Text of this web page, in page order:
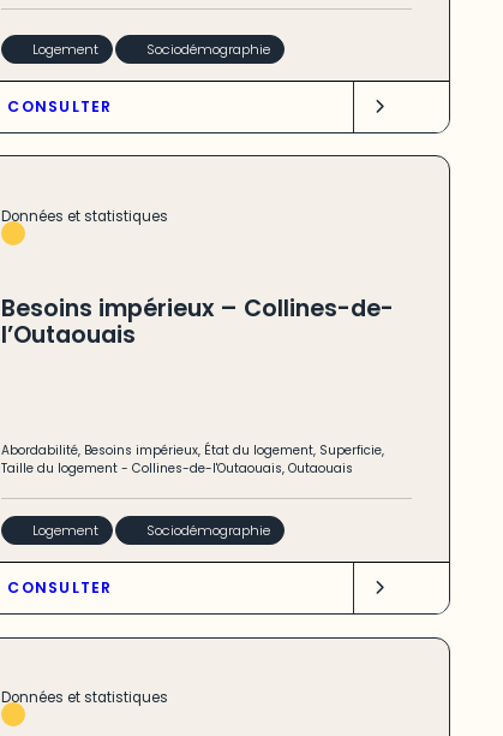
Logement Sociodémographie
CONSULTER
Données et statistiques
Besoins impérieux – Collines-de-
l’Outaouais
Abordabilité, Besoins impérieux, État du logement, Superficie,
Taille du logement- Collines-de-l'Outaouais, Outaouais
Logement Sociodémographie
CONSULTER
Données et statistiques